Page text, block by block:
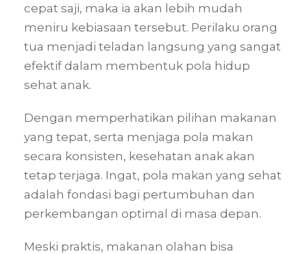
cepat saji, maka ia akan lebih mudah
meniru kebiasaan tersebut. Perilaku orang
tua menjadi teladan langsung yang sangat
efektif dalam membentuk pola hidup
sehat anak.
Dengan memperhatikan pilihan makanan
yang tepat, serta menjaga pola makan
secara konsisten, kesehatan anak akan
tetap terjaga. Ingat, pola makan yang sehat
adalah fondasi bagi pertumbuhan dan
perkembangan optimal di masa depan.
Meski praktis, makanan olahan bisa